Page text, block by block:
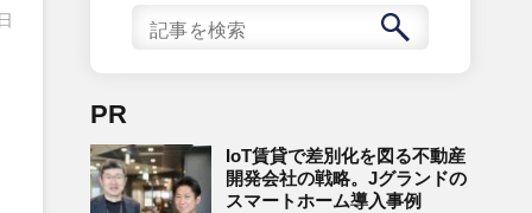
PR
IoT賃貸で差別化を図る不動産
開発会社の戦略。Jグランドの
スマートホーム導入事例